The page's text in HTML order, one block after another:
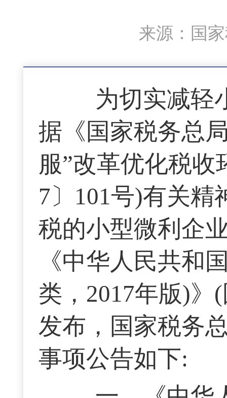
来源：国
为切实减轻
据《国家税务总
服”改革优化税
7〕101号)有关
税的小型微利企
《中华人民共和
类，2017年版)》
发布，国家税务
事项公告如下: